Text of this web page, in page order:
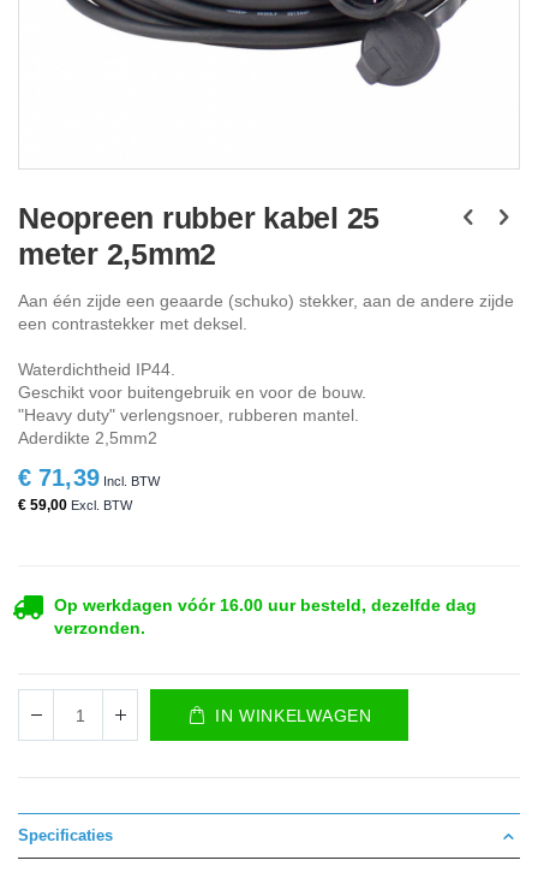
naar
het
begin
de
afbeeldingen-
Neopreen rubber kabel 25
meter 2,5mm2
Aan één zijde een geaarde (schuko) stekker, aan de andere zijde
een contrastekker met deksel.
Waterdichtheid IP44.
Geschikt voor buitengebruik en voor de bouw.
"Heavy duty" verlengsnoer, rubberen mantel.
Aderdikte 2,5mm2
€ 71,39
€ 59,00
Op werkdagen vóór 16.00 uur besteld, dezelfde dag
verzonden.
IN WINKELWAGEN
Specificaties